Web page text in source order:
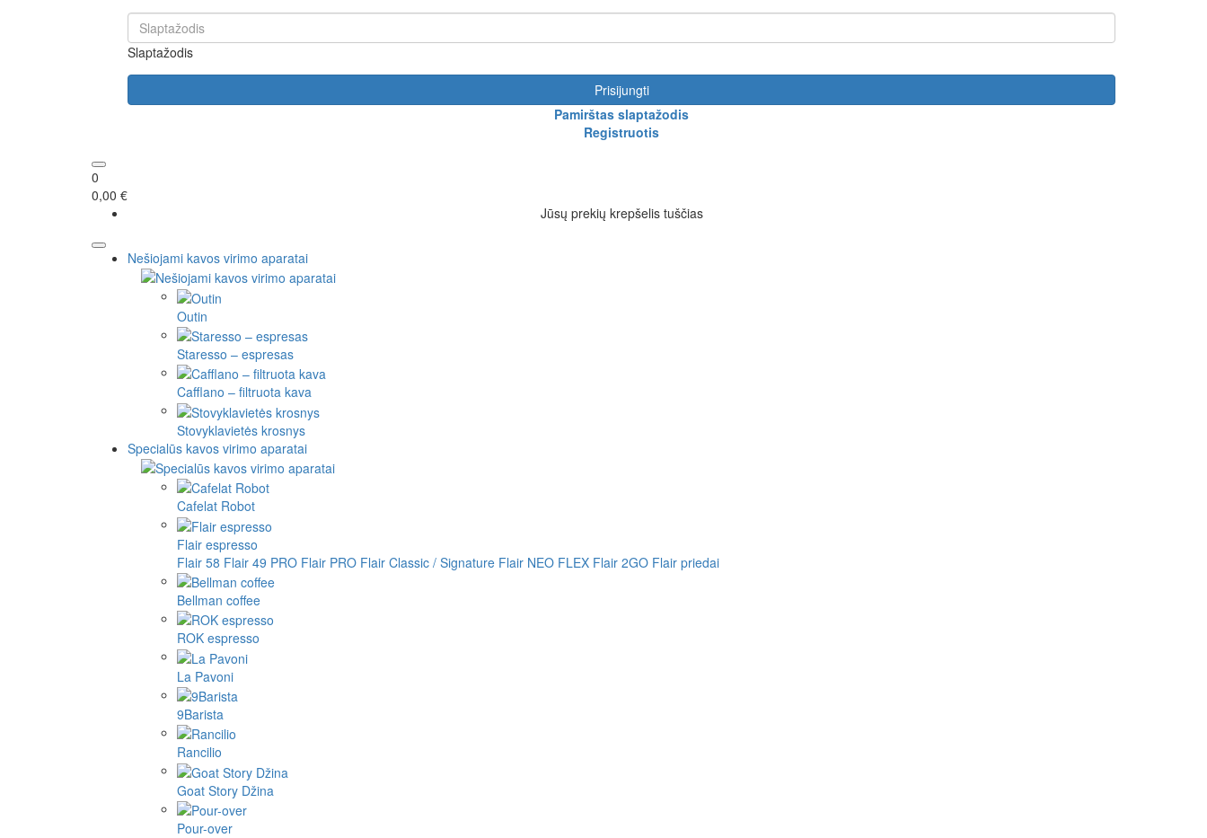
Slaptažodis
Prisijungti
Pamirštas slaptažodis
Registruotis
0
0,00 €
Jūsų prekių krepšelis tuščias
Nešiojami kavos virimo aparatai
Outin
Staresso – espresas
Cafflano – filtruota kava
Stovyklavietės krosnys
Specialūs kavos virimo aparatai
Cafelat Robot
Flair espresso
Flair 58 Flair 49 PRO Flair PRO Flair Classic / Signature Flair NEO FLEX Flair 2GO Flair priedai
Bellman coffee
ROK espresso
La Pavoni
9Barista
Rancilio
Goat Story Džina
Pour-over